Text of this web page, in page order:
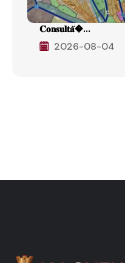
𝐂𝐨𝐧𝐬𝐮𝐥𝐭𝐚̆�...
2026-08-04